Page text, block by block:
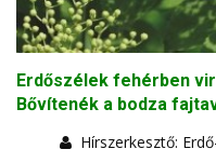
Erdőszélek fehérben
Bővítenék a bodza
Hírszerkesztő: